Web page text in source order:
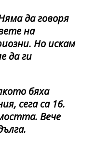
да говоря
на
Но искам
да ги
бяха
сега са 16.
Вече